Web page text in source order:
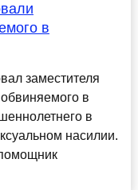
в
заместителя
в
в
насилии.